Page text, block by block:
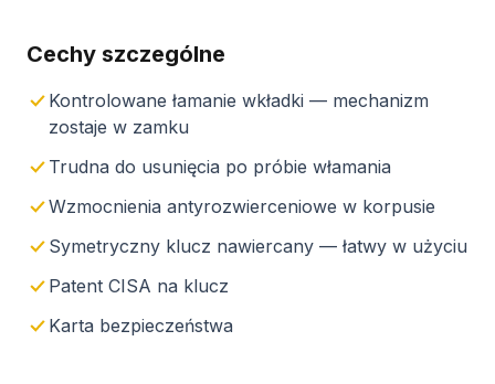
Cechy szczególne
Kontrolowane łamanie wkładki — mechanizm
zostaje w zamku
Trudna do usunięcia po próbie włamania
Wzmocnienia antyrozwierceniowe w korpusie
Symetryczny klucz nawiercany — łatwy w użyciu
Patent CISA na klucz
Karta bezpieczeństwa